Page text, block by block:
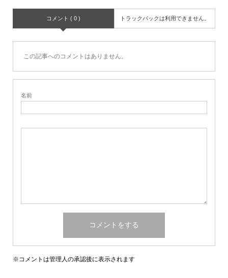
コメント ( 0 ) トラックバックは利用できません。
この記事へのコメントはありません。
名前
※コメントは管理人の承認後に表示されます